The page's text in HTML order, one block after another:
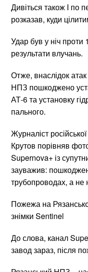
Дивіться також І по
розказав, куди
Удар був у ніч
результати влучань.
Отже, внаслідок
НПЗ пошкоджено
АТ-6 та установку
пального.
Журналіст
Крутов порівняв
Supernova+ із
зауважив:
трубопроводах, а не
Пожежа на
знімки Sentinel
До слова, канал
завод зараз, після